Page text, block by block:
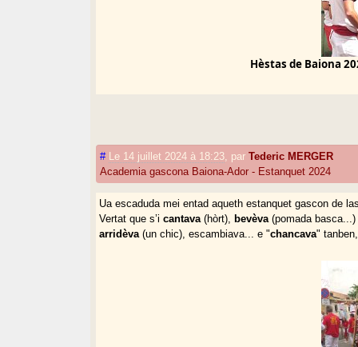
Hèstas de Baiona
# Le 14 juillet 2024 à 18:23 parTederic MERGER
Academia gascona Baiona-Ador - Estanquet 2024
Ua escaduda mei entad aqueth estanquet gascon de
Vertat que s’icantava (hòrt),bevèva (pomada
arridèva (un chic), escambiava... e "chancava"